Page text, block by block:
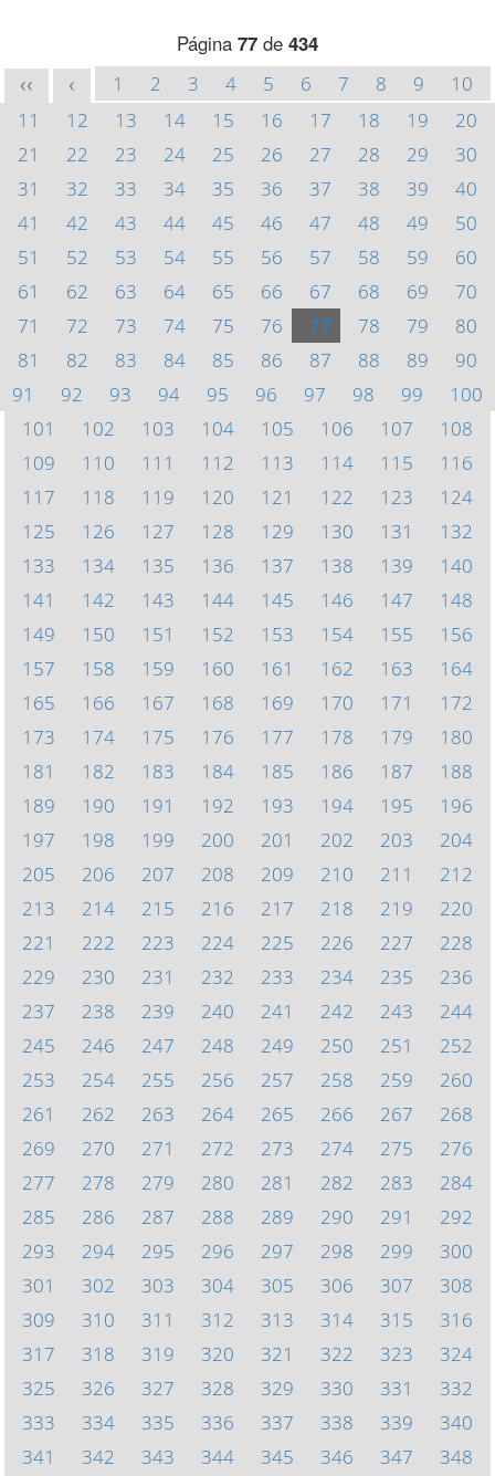
Página 77 de 434
<< < 1 2 3 4 5 6 7 8 9
10
11
12 13 14 15 16 17 18 19
20
21
22 23 24 25 26 27 28 29
30
31
32 33 34 35 36 37 38 39
40
41
42 43 44 45 46 47 48 49
50
51
52 53 54 55 56 57 58 59
60
61
62 63 64 65 66 67 68 69
70
71
72 73 74 75 76 77 78 79
80
81
82 83 84 85 86 87 88 89
90
91
92 93 94 95 96 97 98 99
100
101
102 103 104 105 106 107
108
109
110 111 112 113 114 115
116
117
118 119 120 121 122 123
124
125
126 127 128 129 130 131
132
133
134 135 136 137 138 139
140
141
142 143 144 145 146 147
148
149
150 151 152 153 154 155
156
157
158 159 160 161 162 163
164
165
166 167 168 169 170 171
172
173
174 175 176 177 178 179
180
181
182 183 184 185 186 187
188
189
190 191 192 193 194 195
196
197
198 199 200 201 202 203
204
205
206 207 208 209 210 211
212
213
214 215 216 217 218 219
220
221
222 223 224 225 226 227
228
229
230 231 232 233 234 235
236
237
238 239 240 241 242 243
244
245
246 247 248 249 250 251
252
253
254 255 256 257 258 259
260
261
262 263 264 265 266 267
268
269
270 271 272 273 274 275
276
277
278 279 280 281 282 283
284
285
286 287 288 289 290 291
292
293
294 295 296 297 298 299
300
301
302 303 304 305 306 307
308
309
310 311 312 313 314 315
316
317
318 319 320 321 322 323
324
325
326 327 328 329 330 331
332
333
334 335 336 337 338 339
340
341
342 343 344 345 346 347 348